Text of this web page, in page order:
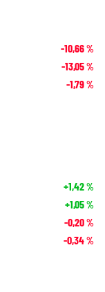
-10,66%
-13,05%
-1,79%
+1,42%
+1,05%
-0,20%
-0,34%